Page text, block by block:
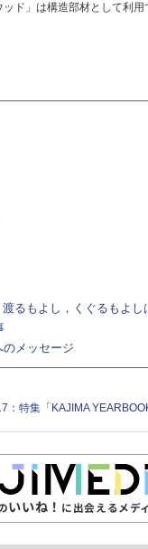
ド」は構造部材として利
るもよし，くぐるもよし
メッセージ
：特集「KAJIMA
いいね！ に出会えるメデ